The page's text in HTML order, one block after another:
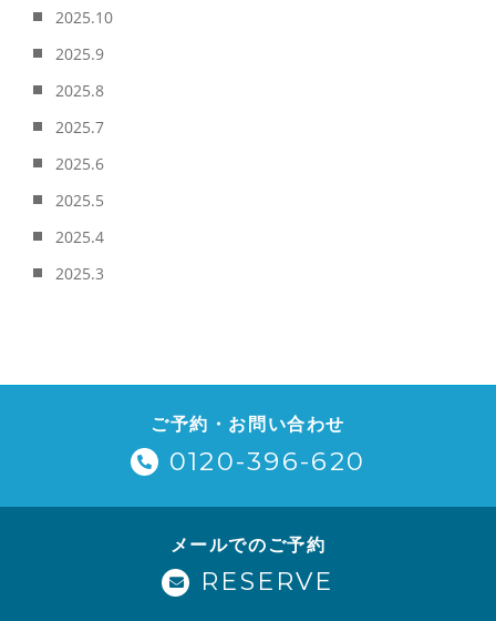
2025.10
2025.9
2025.8
2025.7
2025.6
2025.5
2025.4
2025.3
ご予約・お問い合わせ
0120-396-620
メールでのご予約
RESERVE